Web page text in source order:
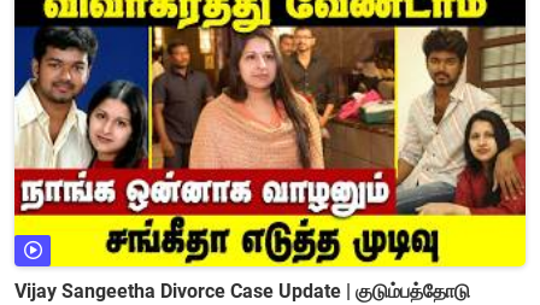
Vijay Sangeetha Divorce Case Update | குடும்பத்தோடு